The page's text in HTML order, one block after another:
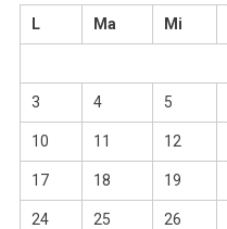
L
Ma Mi
3 4 5
10 11 12
17 18 19
24 25 26